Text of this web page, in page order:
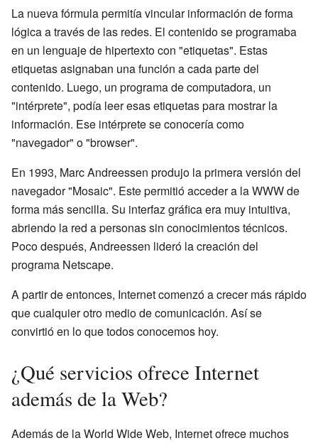
La nueva fórmula permitía vincular información de forma
lógica a través de las redes. El contenido se programaba
en un lenguaje de hipertexto con "etiquetas". Estas
etiquetas asignaban una función a cada parte del
contenido. Luego, un programa de computadora, un
"intérprete", podía leer esas etiquetas para mostrar la
información. Ese intérprete se conocería como
"navegador" o "browser".
En 1993, Marc Andreessen produjo la primera versión del
navegador "Mosaic". Este permitió acceder a la WWW de
forma más sencilla. Su interfaz gráfica era muy intuitiva,
abriendo la red a personas sin conocimientos técnicos.
Poco después, Andreessen lideró la creación del
programa Netscape.
A partir de entonces, Internet comenzó a crecer más rápido
que cualquier otro medio de comunicación. Así se
convirtió en lo que todos conocemos hoy.
¿Qué servicios ofrece Internet
además de la Web?
Además de la World Wide Web, Internet ofrece muchos